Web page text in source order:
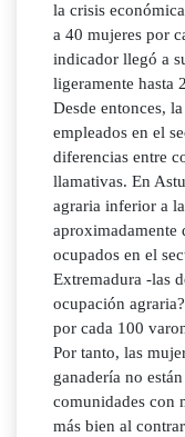
la crisis
a 40 mujeres por
indicador llegó a
ligeramente hasta
Desde entonces,
empleados en el
diferencias entre
llamativas. En
agraria inferior a
aproximadamente
ocupados en el
Extremadura -las
ocupación
por cada 100
Por tanto, las
ganadería no
comunidades con
más bien al